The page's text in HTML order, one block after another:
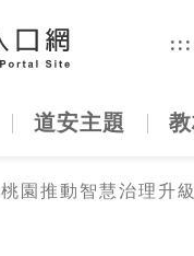
交通
:::
道安主題
桃園推動智慧治理升